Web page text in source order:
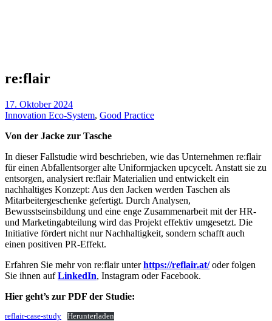
re:flair
17. Oktober 2024
Innovation Eco-System, Good Practice
Von der Jacke zur Tasche
In dieser Fallstudie wird beschrieben, wie das Unternehmen re:flair
für einen Abfallentsorger alte Uniformjacken upcycelt. Anstatt sie zu
entsorgen, analysiert re:flair Materialien und entwickelt ein
nachhaltiges Konzept: Aus den Jacken werden Taschen als
Mitarbeitergeschenke gefertigt. Durch Analysen,
Bewusstseinsbildung und eine enge Zusammenarbeit mit der HR-
und Marketingabteilung wird das Projekt effektiv umgesetzt. Die
Initiative fördert nicht nur Nachhaltigkeit, sondern schafft auch
einen positiven PR-Effekt.
Erfahren Sie mehr von re:flair unterhttps://reflair.at/oder folgen
Sie ihnen aufLinkedIn, Instagram oder Facebook.
Hier geht’s zur PDF der Studie:
reflair-case-study Herunterladen